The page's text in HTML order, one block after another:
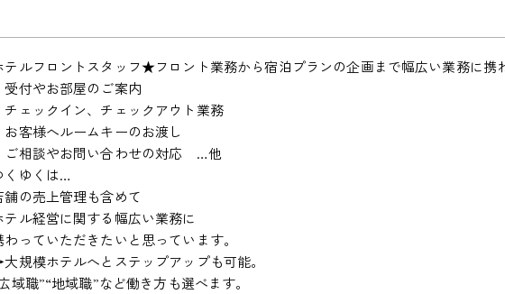
テルフロントスタッフ★フロント業務から宿泊プランの企画まで幅広い業務に
受付やお部屋のご案内
チェックイン、チェックアウト業務
お客様へルームキーのお渡し
ご相談やお問い合わせの対応 …他
くゆくは…
舗の売上管理も含めて
テル経営に関する幅広い業務に
わっていただきたいと思っています。
規模ホテルへとステップアップも可能。
域職”“地域職”など働き方も選べます。